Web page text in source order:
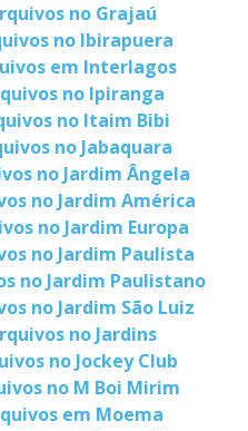
no Grajaú
no Ibirapuera
em Interlagos
no Ipiranga
no Itaim Bibi
no Jabaquara
no Jardim Ângela
no Jardim América
no Jardim Europa
no Jardim Paulista
no Jardim Paulistano
no Jardim São Luiz
no Jardins
no Jockey Club
no M Boi Mirim
em Moema